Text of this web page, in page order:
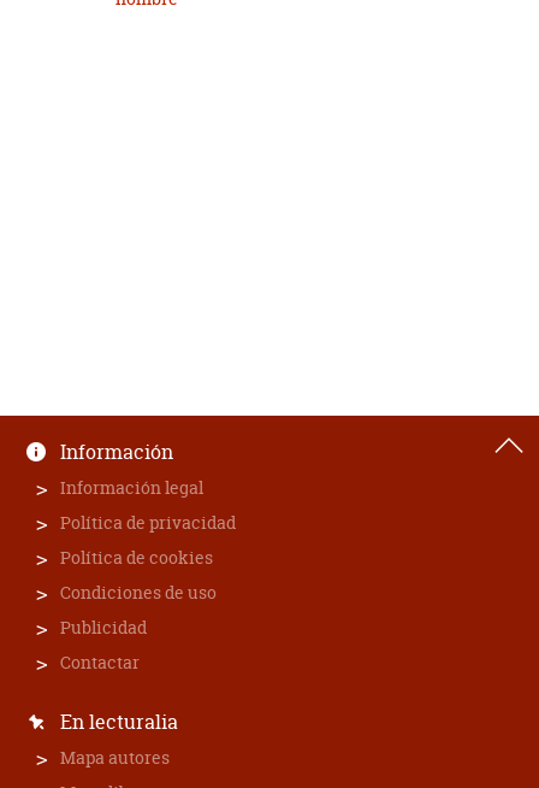
Información
Información legal
Política de privacidad
Política de cookies
Condiciones de uso
Publicidad
Contactar
En lecturalia
Mapa autores